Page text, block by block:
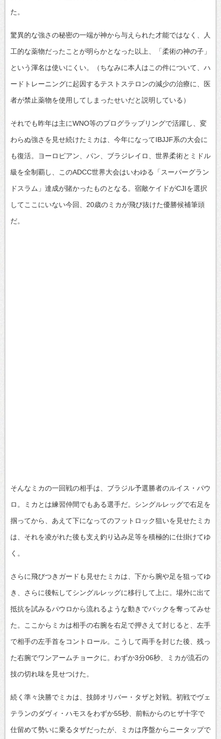
た。
驚異的な強さの秘密の一端が神から与えられた才能ではなく、人
工的な薬物だったことが明らかとなった以上、「柔術の神の子」
という渾名は使いにくい。（ちなみに本人はこの件について、ハ
ードトレーニングに起因するテストステロンの減少の治療に、医
者が禁止薬物を使用してしまったせいだと説明している）
それでも昨年は主にWNO等のプログラップリングで活躍し、変
わらぬ強さを見せ続けたミカは、今年になってIBJJF系の大会に
も復活。ヨーロピアン、パン、ブラジレイロ、世界柔術とミドル
級を全制覇し、このADCC世界大会はいわゆる「スーパーグラン
ドスラム」達成が賭かったものとなる。宿敵ケイドがCJIを選択
してここにいない今回、20歳のミカが飛び抜けた優勝候補筆頭
だ。
そんなミカの一回戦の相手は、ブラジル予選勝者のルイス・パウ
ロ。ミカとは練習仲間でもある選手だ。シングルレッグで右足を
掴ってから、あえて下になってのフットロック狙いを見せたミカ
は、それを凌がれた後も支え釣り込み足等を積極的に仕掛けてゆ
く。
さらに飛びつきガードも見せたミカは、下から腕や足を狙ってゆ
き、さらに後転してシングルレッグに移行して上に。場外に出て
抵抗を試みるパウロから流れるような動きでバックを奪ってみせ
た。ここからミカは相手の右腕を右足で押さえて封じると、左手
で相手の左手首をコントロール。こうして両手を封じた後、残っ
た右腕でワンアームチョークに。わずか3分06秒、ミカが流石の
技の切れ味を見せつけた。
続く準々決勝でミカは、技師オリバー・タザと対戦。初戦でヴェ
テランのダヴィ・ハモスをわずか55秒、前転からのヒザ十字で
仕留めて勢いに乗るタザだったが、ミカは序盤からニータップで